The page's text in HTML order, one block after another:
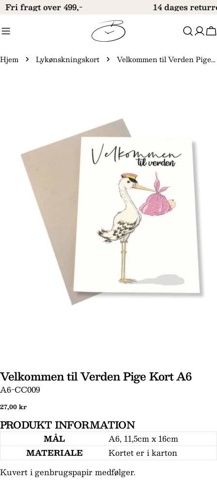
Gå
indhold
Fri fragt over 499,- 14 dages
Hjem Lykønskningskort Velkommen til Verden Pige Kort A6
medie 0 i modal
Velkommen til Verden Pige Kort A6
SKU:
A6-CC009
Normal
27,00 kr
PRODUKT INFORMATION
MÅL
A6, 11,5cm x 16cm
MATERIALE
Kortet er i karton
Kuvert i genbrugspapir medfølger.
Stil et spørgsmål
Din
email
Din